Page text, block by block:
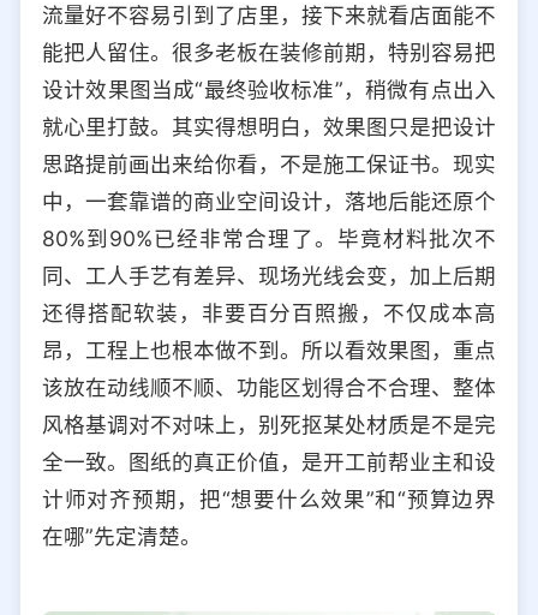
流量好不容易引到了店里，接下来就看店面能不
能把人留住。很多老板在装修前期，特别容易把
设计效果图当成“最终验收标准”，稍微有点出入
就心里打鼓。其实得想明白，效果图只是把设计
思路提前画出来给你看，不是施工保证书。现实
中，一套靠谱的商业空间设计，落地后能还原个
80%到90%已经非常合理了。毕竟材料批次不
同、工人手艺有差异、现场光线会变，加上后期
还得搭配软装，非要百分百照搬，不仅成本高
昂，工程上也根本做不到。所以看效果图，重点
该放在动线顺不顺、功能区划得合不合理、整体
风格基调对不对味上，别死抠某处材质是不是完
全一致。图纸的真正价值，是开工前帮业主和设
计师对齐预期，把“想要什么效果”和“预算边界
在哪”先定清楚。